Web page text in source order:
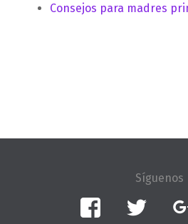
Consejos para madres
Facebook Twitter